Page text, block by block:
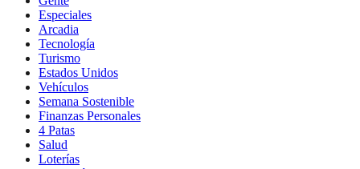
Especiales
Arcadia
Tecnología
Turismo
Estados Unidos
Vehículos
Semana Sostenible
Finanzas Personales
4 Patas
Salud
Loterías